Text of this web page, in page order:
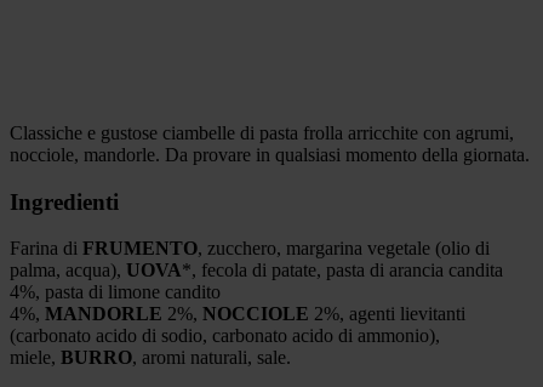
Classiche e gustose ciambelle di pasta frolla arricchite con agrumi,
nocciole, mandorle. Da provare in qualsiasi momento della giornata.
Ingredienti
Farina di FRUMENTO, zucchero, margarina vegetale (olio di
palma, acqua), UOVA*, fecola di patate, pasta di arancia candita
4%, pasta di limone candito
4%, MANDORLE 2%, NOCCIOLE 2%, agenti lievitanti
(carbonato acido di sodio, carbonato acido di ammonio),
miele, BURRO, aromi naturali, sale.